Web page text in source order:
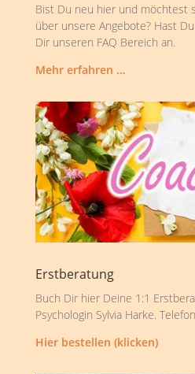
Bist Du neu hier und möchtest
über unsere Angebote? Hast
Dir unseren FAQ Bereich an.
Mehr erfahren …
Erstberatung
Buch Dir hier Deine 1:1
Psychologin Sylvia Harke.
Hier bestellen (klicken)